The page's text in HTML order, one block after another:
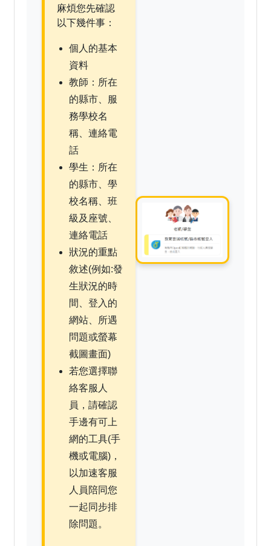
麻煩您先確認
以下幾件事：
個人的基本
資料
教師：所在
的縣市、服
務學校名
稱、連絡電
話
學生：所在
的縣市、學
校名稱、班
級及座號、
連絡電話
狀況的重點
敘述(例如:發
生狀況的時
間、登入的
網站、所遇
問題或螢幕
截圖畫面)
若您選擇聯
絡客服人
員，請確認
手邊有可上
網的工具(手
機或電腦)，
以加速客服
人員陪同您
一起同步排
除問題。